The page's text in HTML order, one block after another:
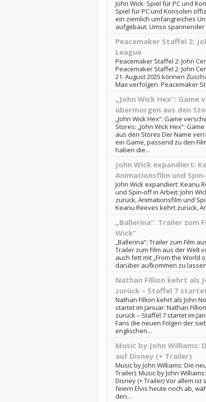
John Wick: Spiel für PC und
Spiel für PC und Konsolen
ein ziemlich umfangreiches
aufgebaut. Umso
Peacemaker Staffel 2:
League
Peacemaker Staffel 2: John
Peacemaker Staffel 2: John
21. August 2025 können
Max verfolgen. Peacemaker
„John Wick Hex“:
übermorgen aus den
„John Wick Hex“: Game
Stores: „John Wick Hex“:
aus den Stores Der Name
ein Game, passend zu den
haben die...
John Wick expandiert:
Animationsfilm und
John Wick expandiert: Keanu
und Spin-off in Arbeit: John
zurück, Animationsfilm und
Keanu Reeves kehrt zurück,
„Ballerina“: Trailer zum
Wick“
„Ballerina“: Trailer zum Film
Trailer zum Film aus der Welt
auch fett mit „From the World
darüber aufkommen zu
Nathan Fillion kehrt als
zurück – Staffel 7
Nathan Fillion kehrt als John
startet im Januar: Nathan
zurück – Staffel 7 startet im
Fans die neuen Folgen der
englischen...
Music by John Williams:
auf Disney (+ Trailer)
Music by John Williams: Die
Trailer): Music by John
Disney (+ Trailer) Vor allem ist
feiern Elvis heute noch ab,
den...